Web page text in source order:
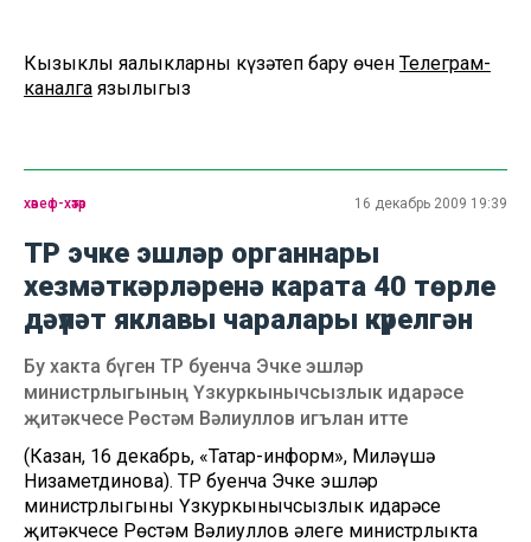
Кызыклы яңалыкларны күзәтеп бару өчен Телеграм-
каналга язылыгыз
хәвеф-хәтәр 16 декабрь 2009 19:39
ТР эчке эшләр органнары
хезмәткәрләренә карата 40 төрле
дәүләт яклавы чаралары күрелгән
Бу хакта бүген ТР буенча Эчке эшләр
министрлыгының Үзкуркынычсызлык идарәсе
җитәкчесе Рөстәм Вәлиуллов игълан итте
(Казан, 16 декабрь, «Татар-информ», Миләүшә
Низаметдинова). ТР буенча Эчке эшләр
министрлыгының Үзкуркынычсызлык идарәсе
җитәкчесе Рөстәм Вәлиуллов әлеге министрлыкта